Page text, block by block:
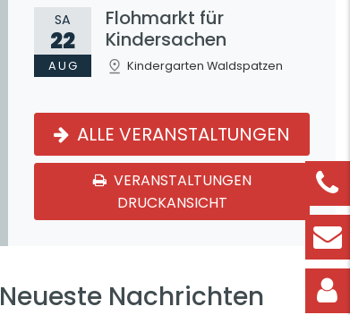
SA
22
AUG
Flohmarkt für
Kindersachen
Kindergarten Waldspatzen
ALLE VERANSTALTUNGEN
VERANSTALTUNGEN
DRUCKANSICHT
Neueste Nachrichten